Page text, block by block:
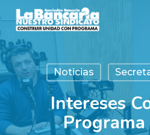
to
main
content
Noticias
Intereses
Programa